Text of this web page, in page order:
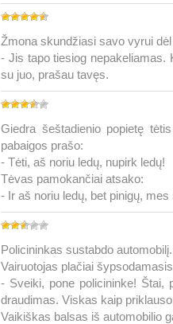
Žmona skundžiasi savo vyrui
- Jis tapo tiesiog nepakeliamas.
su juo, prašau tavęs.
Giedra šeštadienio popietę
pabaigos prašo:
- Tėti, aš noriu ledų, nupirk ledų!
Tėvas pamokančiai atsako:
- Ir aš noriu ledų, bet pinigų,
Policininkas sustabdo automobilį.
Vairuotojas plačiai
- Sveiki, pone policininke! Štai,
draudimas. Viskas kaip
Vaikiškas balsas iš automobilio